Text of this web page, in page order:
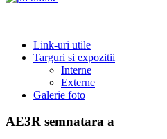
Link-uri utile
Targuri si expozitii
Interne
Externe
Galerie foto
AE3R semnatara a